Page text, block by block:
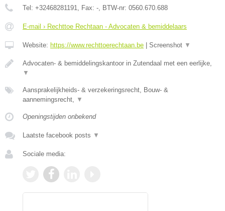
Tel: +32468281191 , Fax: - , BTW-nr: 0560.670.688
E-mail › Rechttoe Rechtaan - Advocaten & bemiddelaars
Website: https://www.rechttoerechtaan.be | Screenshot ▼
Advocaten- & bemiddelingskantoor in Zutendaal met een eerlijke,
▼
Aansprakelijkheids- & verzekeringsrecht, Bouw- &
aannemingsrecht,
▼
Openingstijden onbekend
Laatste facebook posts ▼
Sociale media: